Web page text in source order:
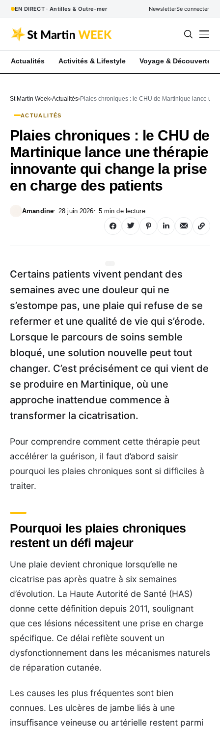
EN DIRECT · Antilles & Outre-mer NewsletterSe connecter
Actualités Activités & Lifestyle Voyage & Découverte
St Martin Week Actualités Plaies chroniques : le CHU de Martinique lance
ACTUALITÉS
Plaies chroniques : le CHU de
Martinique lance une thérapie
innovante qui change la prise
en charge des patients
Amandine 28 juin 2026 5 min de lecture
Certains patients vivent pendant des
semaines avec une douleur qui ne
s’estompe pas, une plaie qui refuse de se
refermer et une qualité de vie qui s’érode.
Lorsque le parcours de soins semble
bloqué, une solution nouvelle peut tout
changer. C’est précisément ce qui vient de
se produire en Martinique, où une
approche inattendue commence à
transformer la cicatrisation.
Pour comprendre comment cette thérapie peut
accélérer la guérison, il faut d’abord saisir
pourquoi les plaies chroniques sont si difficiles à
traiter.
Pourquoi les plaies chroniques
restent un défi majeur
Une plaie devient chronique lorsqu’elle ne
cicatrise pas après quatre à six semaines
d’évolution. La Haute Autorité de Santé (HAS)
donne cette définition depuis 2011, soulignant
que ces lésions nécessitent une prise en charge
spécifique. Ce délai reflète souvent un
dysfonctionnement dans les mécanismes naturels
de réparation cutanée.
Les causes les plus fréquentes sont bien
connues. Les ulcères de jambe liés à une
insuffisance veineuse ou artérielle restent parmi